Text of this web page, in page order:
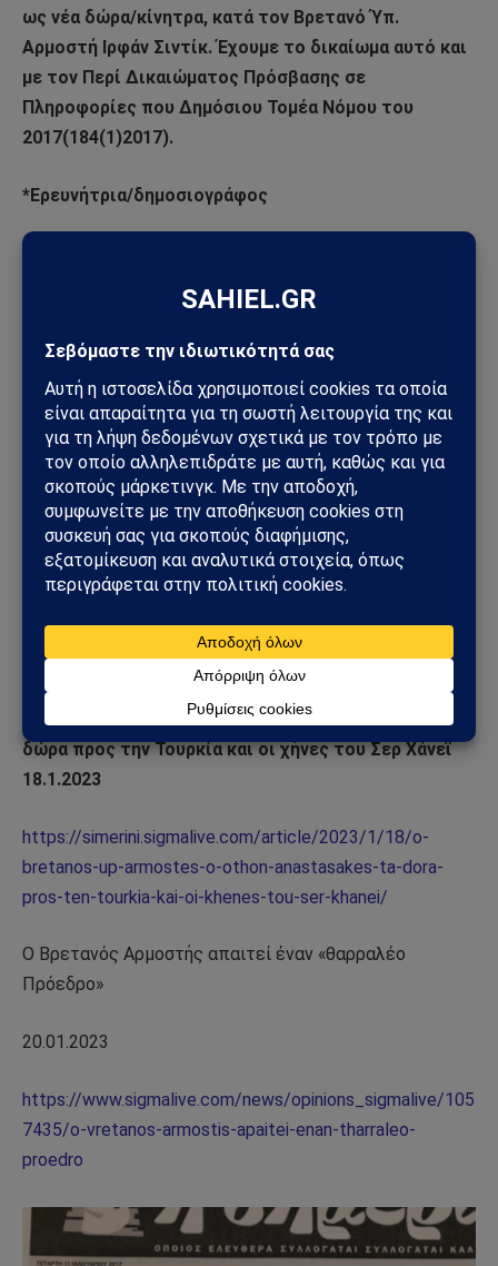
ως νέα δώρα/κίνητρα, κατά τον Βρετανό Ύπ.
Αρμοστή Ιρφάν Σιντίκ. Έχουμε το δικαίωμα αυτό και
με τον Περί Δικαιώματος Πρόσβασης σε
Πληροφορίες που Δημόσιου Τομέα Νόμου του
2017(184(1)2017).
*Ερευνήτρια/δημοσιογράφος
Για την πρόνοια του πλαισίου Γκουτέρες στο
περιουσιακό
https://www.philenews.com/f-me-apopsi/paremvaseis-
ston-f/article/1641988/ga-tin-pronoia-toy-plaisioy-
ggoyteres-sto-perioysiako
«Ο Βρετανός πρέσβης θέλει ‘‘θαρραλέο’’ τον νέο
Πρόεδρο!» 5.1.2023
https://www.philenews.com/f-me-apopsi/arthra-apo-
f/article/1628620/o-bretanos-presbis-thelei-tharraleo-
ton-neo-proedro
Ο Βρετανός Υπ. Αρμοστής, ο Όθων Αναστασάκης, τα
δώρα προς την Τουρκία και οι χήνες του Σερ Χάνεϊ
18.1.2023
https://simerini.sigmalive.com/article/2023/1/18/o-
bretanos-up-armostes-o-othon-anastasakes-ta-dora-
pros-ten-tourkia-kai-oi-khenes-tou-ser-khanei/
Ο Βρετανός Αρμοστής απαιτεί έναν «θαρραλέο
Πρόεδρο»
20.01.2023
https://www.sigmalive.com/news/opinions_sigmalive/105
7435/o-vretanos-armostis-apaitei-enan-tharraleo-
proedro